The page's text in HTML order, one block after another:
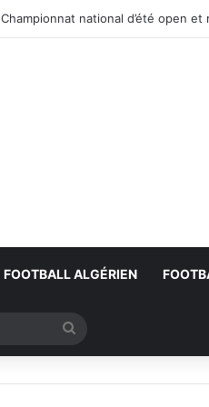
Championnat national d’été open et
FOOTBALL ALGÉRIEN